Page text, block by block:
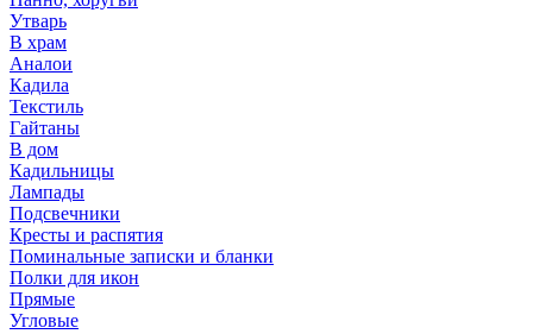
Утварь
В храм
Аналои
Кадила
Текстиль
Гайтаны
В дом
Кадильницы
Лампады
Подсвечники
Кресты и распятия
Поминальные записки и бланки
Полки для икон
Прямые
Угловые